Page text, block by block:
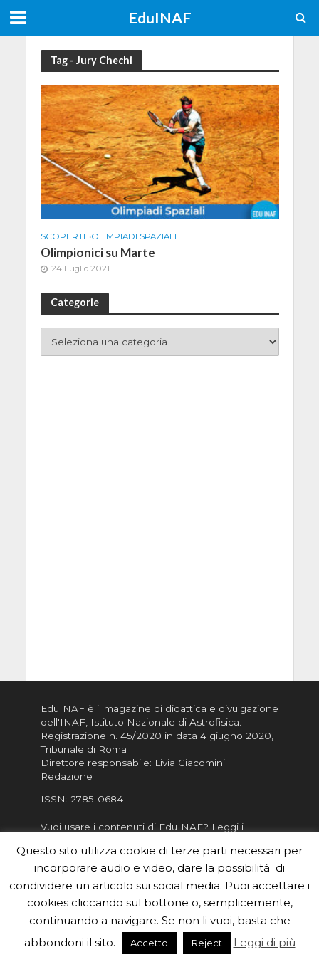
EduINAF
Tag - Jury Chechi
SCOPERTE•OLIMPIADI SPAZIALI
Olimpionici su Marte
24 Luglio 2021
Categorie
EduINAF è il magazine di didattica e divulgazione
dell'INAF, Istituto Nazionale di Astrofisica
Registrazione n. 45/2020 in data 4 giugno 2020,
Tribunale di Roma
Direttore responsabile: Livia Giacomini
Redazione
ISSN: 2785-0684
Vuoi usare i contenuti di EduINAF? Leggi i
Informativa sulla Privacy
Informatva sui Cookie
Per la rubrica de l'Astronomo risponde, per
inviarci le tue foto o i tuoi contributi, scrivici a
redazione.edu [chiocciola] inaf.it oppure
il form
Questo sito utilizza cookie di terze parti necessari per
incorporare audio e video, dare la possibilità di
condividere un articolo sui social media. Puoi accettare i
cookies cliccando sul bottone o, semplicemente,
continuando a navigare. Se non li vuoi, basta che
abbondoni il sito.
Accetto Reject Leggi di più